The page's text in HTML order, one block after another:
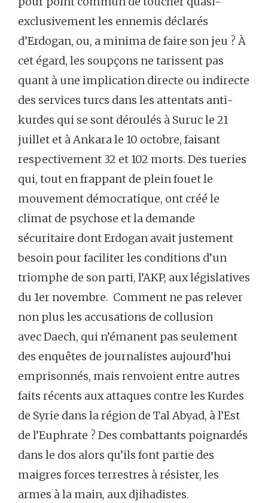
exclusivement les ennemis déclarés
d’Erdogan, ou, a minima de faire son jeu ? À
cet égard, les soupçons ne tarissent pas
quant à une implication directe ou indirecte
des services turcs dans les attentats anti-
kurdes qui se sont déroulés à Suruc le 21
juillet et à Ankara le 10 octobre, faisant
respectivement 32 et 102 morts. Des tueries
qui, tout en frappant de plein fouet le
mouvement démocratique, ont créé le
climat de psychose et la demande
sécuritaire dont Erdogan avait justement
besoin pour faciliter les conditions d’un
triomphe de son parti, l’AKP, aux législatives
du 1er novembre. Comment ne pas relever
non plus les accusations de collusion
avec Daech, qui n’émanent pas seulement
des enquêtes de journalistes aujourd’hui
emprisonnés, mais renvoient entre autres
faits récents aux attaques contre les Kurdes
de Syrie dans la région de Tal Abyad, à l’Est
de l’Euphrate ? Des combattants poignardés
dans le dos alors qu’ils font partie des
maigres forces terrestres à résister, les
armes à la main, aux djihadistes.